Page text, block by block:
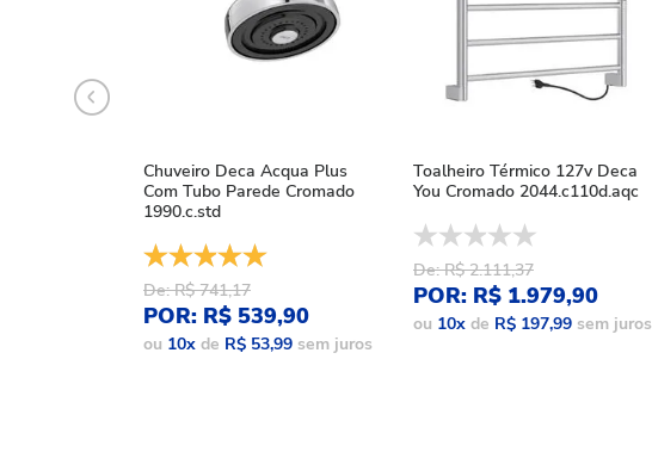
Chuveiro Deca Acqua Plus
Com Tubo Parede Cromado
1990.c.std
De: R$ 741,17
POR: R$ 539,90
ou 10x de R$ 53,99 sem juros
Toalheiro Térmico 127v Deca
You Cromado 2044.c110d.aqc
De: R$ 2.111,37
POR: R$ 1.979,90
ou 10x de R$ 197,99 sem juros